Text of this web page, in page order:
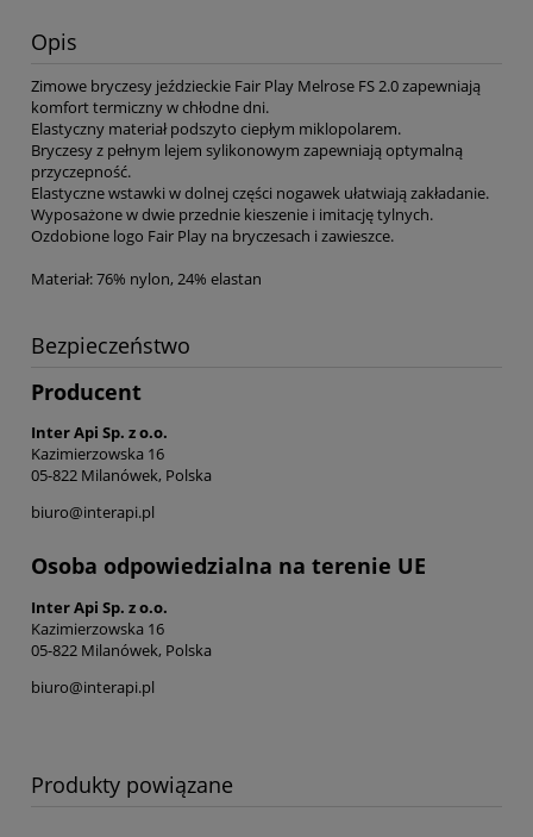
Opis
Zimowe bryczesy jeździeckie Fair Play Melrose FS 2.0 zapewniają
komfort termiczny w chłodne dni.
Elastyczny materiał podszyto ciepłym miklopolarem.
Bryczesy z pełnym lejem sylikonowym zapewniają optymalną
przyczepność.
Elastyczne wstawki w dolnej części nogawek ułatwiają zakładanie.
Wyposażone w dwie przednie kieszenie i imitację tylnych.
Ozdobione logo Fair Play na bryczesach i zawieszce.
Materiał: 76% nylon, 24% elastan
Bezpieczeństwo
Producent
Inter Api Sp. z o.o.
Kazimierzowska 16
05-822 Milanówek, Polska
biuro@interapi.pl
Osoba odpowiedzialna na terenie UE
Inter Api Sp. z o.o.
Kazimierzowska 16
05-822 Milanówek, Polska
biuro@interapi.pl
Produkty powiązane